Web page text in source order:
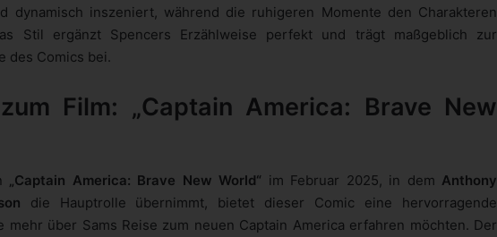
dynamisch inszeniert, während die ruhigeren Momente den Charakteren
Stil ergänzt Spencers Erzählweise perfekt und trägt maßgeblich zur
des Comics bei.
Film: „Captain America: Brave New
„Captain America: Brave New World“ im Februar 2025, in dem Anthony
die Hauptrolle übernimmt, bietet dieser Comic eine hervorragende
mehr über Sams Reise zum neuen Captain America erfahren möchten. Der